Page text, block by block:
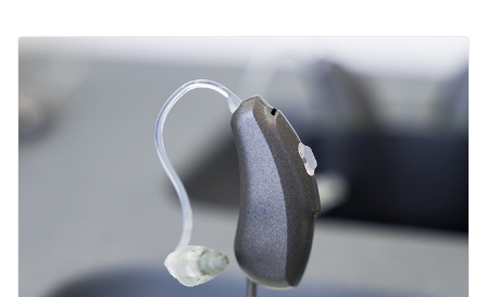
ブランド一覧